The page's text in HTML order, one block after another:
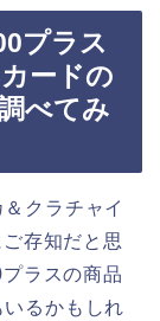
プラス
ードの
べてみ
クラチャイ
存知だと思
ラスの商品
るかもしれ